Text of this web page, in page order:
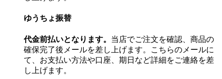
ゆうちょ振替
代金前払いとなります。 当店でご注文を確認、商品の
確保完了後メールを差し上げます。こちらのメールに
て、お支払い方法や口座、期日など詳細をご連絡を差
し上げます。